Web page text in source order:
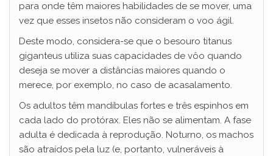
para onde têm maiores habilidades de se mover, uma
vez que esses insetos não consideram o voo ágil.
Deste modo, considera-se que o besouro titanus
giganteus utiliza suas capacidades de vôo quando
deseja se mover a distâncias maiores quando o
merece, por exemplo, no caso de acasalamento.
Os adultos têm mandíbulas fortes e três espinhos em
cada lado do protórax. Eles não se alimentam. A fase
adulta é dedicada à reprodução. Noturno, os machos
são atraídos pela luz (e, portanto, vulneráveis ​​à